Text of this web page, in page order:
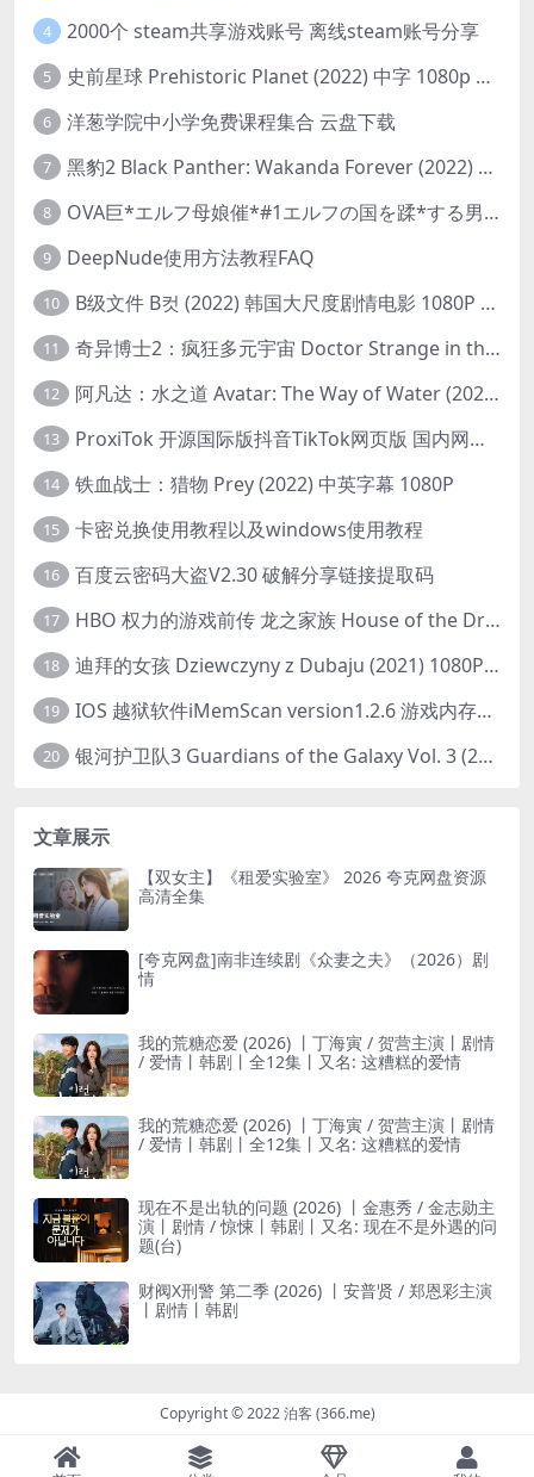
4 2000个 steam共享游戏账号 离线steam账号分享
5 史前星球 Prehistoric Planet (2022) 中字 1080p 高清 阿里云盘 2022.5.27已更新全集
6 洋葱学院中小学免费课程集合 云盘下载
7 黑豹2 Black Panther: Wakanda Forever (2022) 高清版
8 OVA巨*エルフ母娘催*#1エルフの国を蹂*する男。汚された女王と姫
9 DeepNude使用方法教程FAQ
10 B级文件 B컷 (2022) 韩国大尺度剧情电影 1080P 中字
11 奇异博士2：疯狂多元宇宙 Doctor Strange in the Multiverse of Madness (2022) 高清版1080p
12 阿凡达：水之道 Avatar: The Way of Water (2022) 1080p 2k 4k 中文字幕
13 ProxiTok 开源国际版抖音TikTok网页版 国内网络直连
14 铁血战士：猎物 Prey (2022) 中英字幕 1080P
15 卡密兑换使用教程以及windows使用教程
16 百度云密码大盗V2.30 破解分享链接提取码
17 HBO 权力的游戏前传 龙之家族 House of the Dragon (2022) 中字 1080P 更新4集
18 迪拜的女孩 Dziewczyny z Dubaju (2021) 1080P 中字
19 IOS 越狱软件iMemScan version1.2.6 游戏内存修改器
20 银河护卫队3 Guardians of the Galaxy Vol. 3 (2023)4K高清资源1080p只分享精品
文章展示
【双女主】《租爱实验室》 2026 夸克网盘资源
高清全集
[夸克网盘]南非连续剧《众妻之夫》（2026）剧
情
我的荒糖恋爱 (2026) 丨丁海寅 / 贺营主演丨剧情
/ 爱情丨韩剧丨全12集丨又名: 这糟糕的爱情
我的荒糖恋爱 (2026) 丨丁海寅 / 贺营主演丨剧情
/ 爱情丨韩剧丨全12集丨又名: 这糟糕的爱情
现在不是出轨的问题 (2026) 丨金惠秀 / 金志勋主
演丨剧情 / 惊悚丨韩剧丨又名: 现在不是外遇的问
题(台)
财阀X刑警 第二季 (2026) 丨安普贤 / 郑恩彩主演
丨剧情丨韩剧
Copyright © 2022 泊客 (366.me)